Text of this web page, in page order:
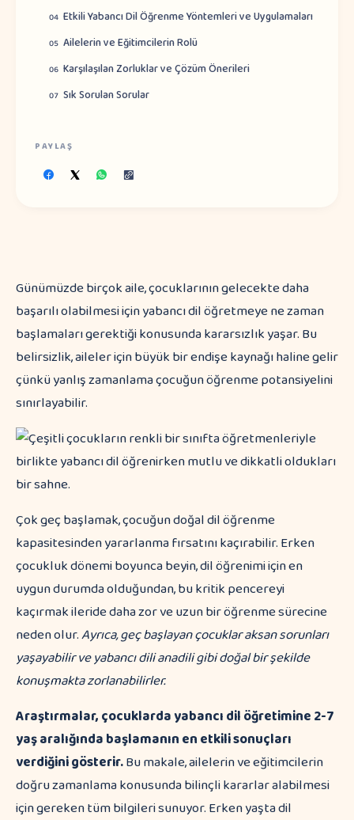
04 Etkili Yabancı Dil Öğrenme Yöntemleri ve Uygulamaları
05 Ailelerin ve Eğitimcilerin Rolü
06 Karşılaşılan Zorluklar ve Çözüm Önerileri
07 Sık Sorulan Sorular
PAYLAŞ
Günümüzde birçok aile, çocuklarının gelecekte daha
başarılı olabilmesi için yabancı dil öğretmeye ne zaman
başlamaları gerektiği konusunda kararsızlık yaşar. Bu
belirsizlik, aileler için büyük bir endişe kaynağı haline gelir
çünkü yanlış zamanlama çocuğun öğrenme potansiyelini
sınırlayabilir.
Çok geç başlamak, çocuğun doğal dil öğrenme
kapasitesinden yararlanma fırsatını kaçırabilir. Erken
çocukluk dönemi boyunca beyin, dil öğrenimi için en
uygun durumda olduğundan, bu kritik pencereyi
kaçırmak ileride daha zor ve uzun bir öğrenme sürecine
neden olur.Ayrıca, geç başlayan çocuklar aksan sorunları
yaşayabilir ve yabancı dili anadili gibi doğal bir şekilde
konuşmakta zorlanabilirler.
Araştırmalar, çocuklarda yabancı dil öğretimine 2-7
yaş aralığında başlamanın en etkili sonuçları
verdiğini gösterir.Bu makale, ailelerin ve eğitimcilerin
doğru zamanlama konusunda bilinçli kararlar alabilmesi
için gereken tüm bilgileri sunuyor. Erken yaşta dil